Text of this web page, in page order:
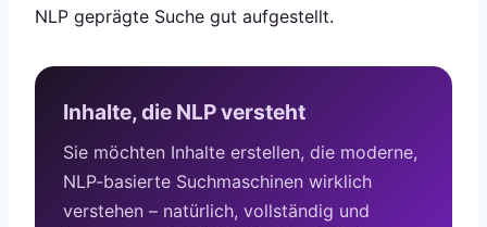
NLP geprägte Suche gut aufgestellt.
Inhalte, die NLP versteht
Sie möchten Inhalte erstellen, die moderne,
NLP-basierte Suchmaschinen wirklich
verstehen – natürlich, vollständig und